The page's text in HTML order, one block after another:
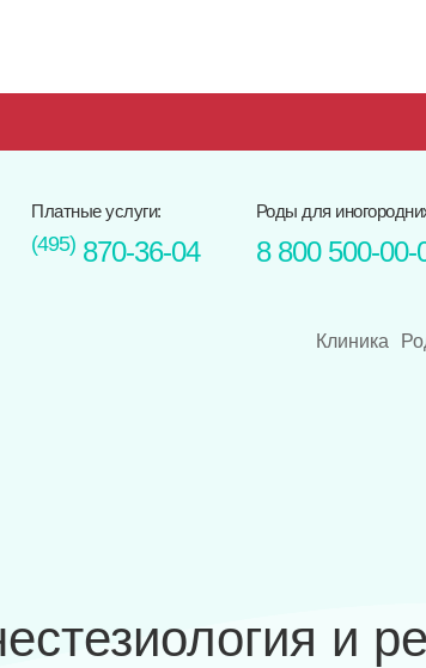
Платные услуги:
(495) 870-36-04
Роды для
8 800 500-00-
Клиника
и